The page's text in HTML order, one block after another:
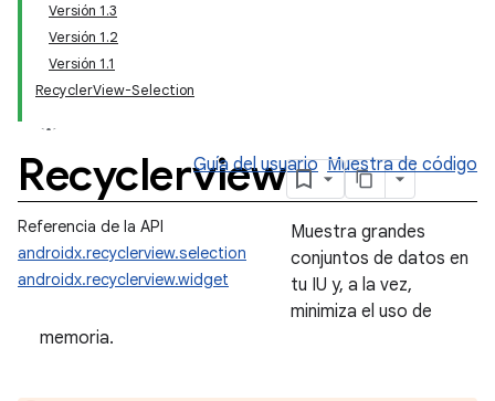
Versión 1.3
Versión 1.2
Versión 1.1
RecyclerView-Selection
Recyclerview
Guía del usuario Muestra de código
Referencia de la API
androidx.recyclerview.selection
androidx.recyclerview.widget
Muestra grandes
conjuntos de datos en
tu IU y, a la vez,
minimiza el uso de
memoria.